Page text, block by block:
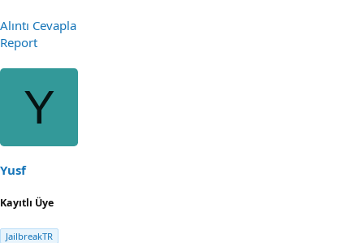
Alıntı Cevapla
Report
Y
Yusf
Kayıtlı Üye
JailbreakTR